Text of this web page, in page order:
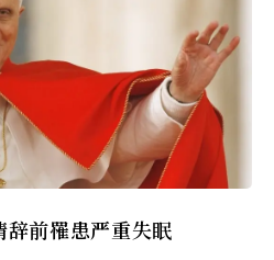
前罹患严重失眠